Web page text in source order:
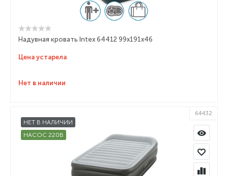
Надувная кровать Intex 64412 99х191х46
Цена устарела
Нет в наличии
НЕТ В НАЛИЧИИ
НАСОС 220В
64432